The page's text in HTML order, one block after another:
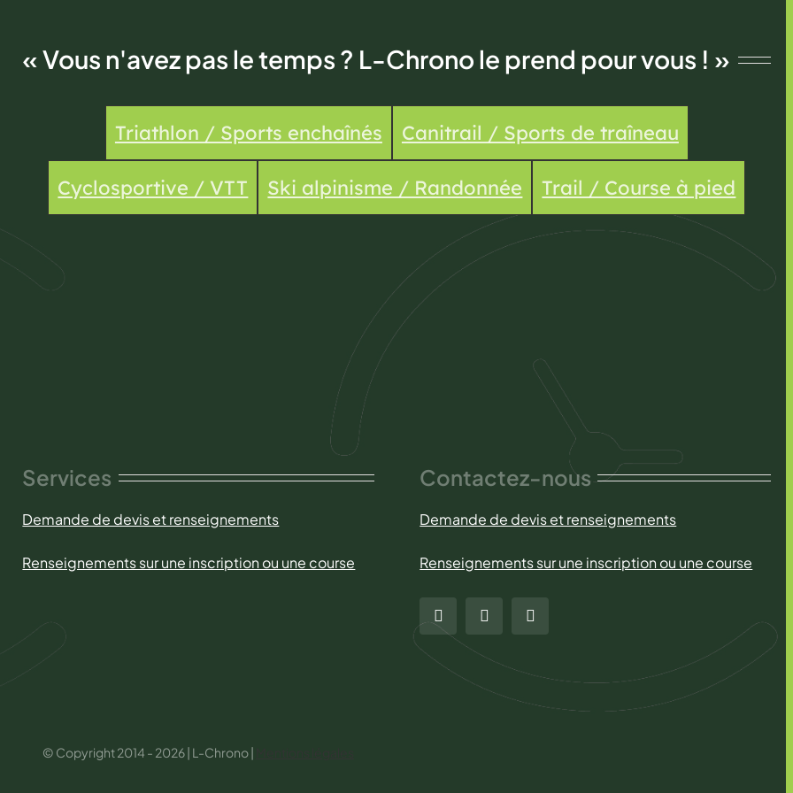
« Vous n'avez pas le temps ? L-Chrono le prend pour vous ! »
Triathlon / Sports enchaînés Canitrail / Sports de traîneau
Cyclosportive / VTT Ski alpinisme / Randonnée Trail / Course à pied
Services
Demande de devis et renseignements
Renseignements sur une inscription ou une course
Contactez-nous
Demande de devis et renseignements
Renseignements sur une inscription ou une course
© Copyright 2014 - 2026 | L-Chrono |